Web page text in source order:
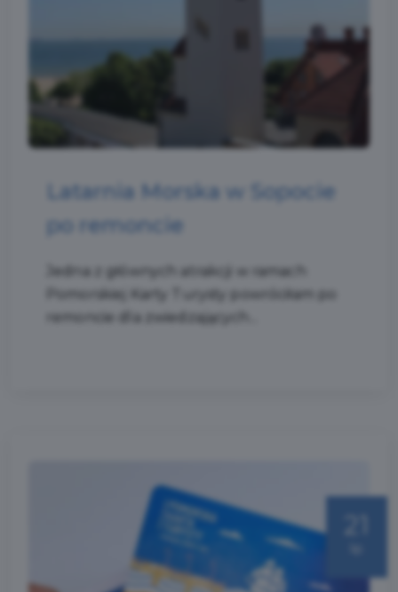
Latarnia Morska w Sopocie
po remoncie
Jedna z głównych atrakcji w ramach
Pomorskiej Karty Turysty powróciłam po
remoncie dla zwiedzających...